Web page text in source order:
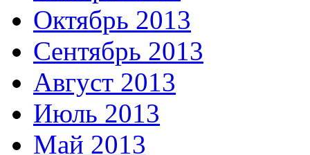
Октябрь 2013
Сентябрь 2013
Август 2013
Июль 2013
Май 2013